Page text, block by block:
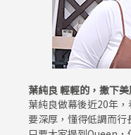
葉純良 輕輕的，撒下
葉純良做幕後近20年
要深厚，懂得低調而行